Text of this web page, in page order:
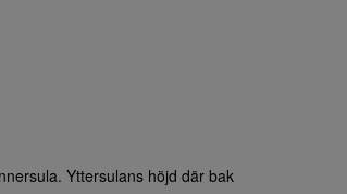
Yttersulans höjd där bak